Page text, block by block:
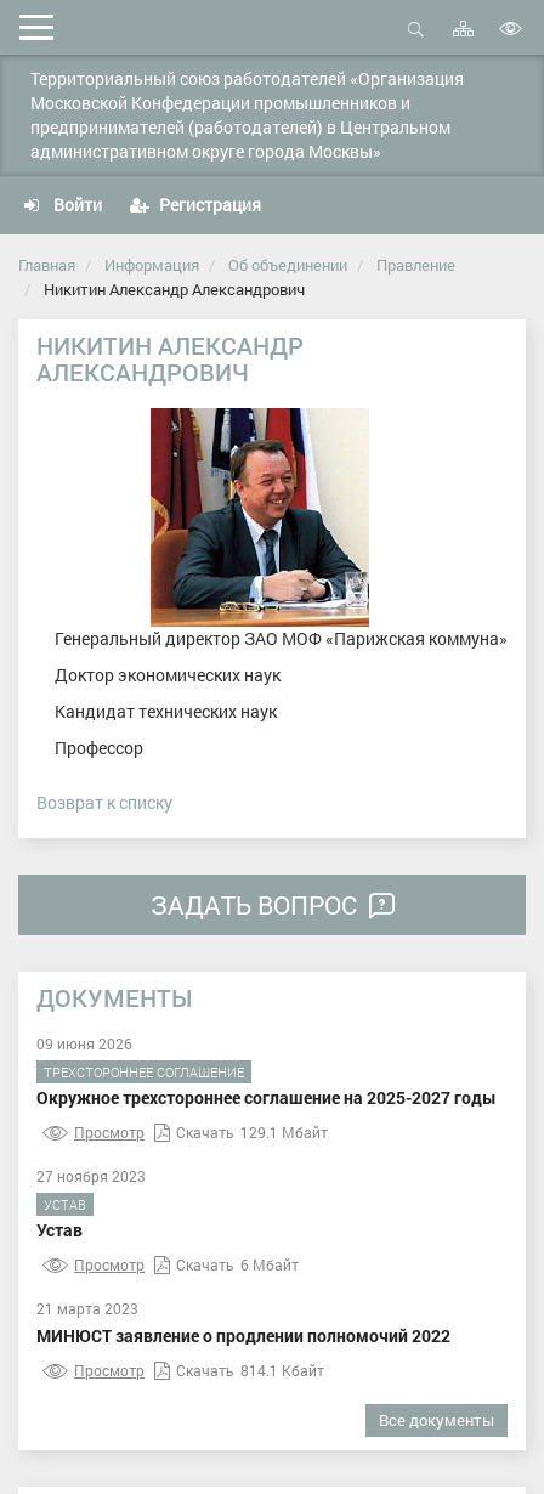
Мобильное
меню
Открыть
поиск
Карта
сайта
Территориальный союз работодателей «Организация
Московской Конфедерации промышленников и
предпринимателей (работодателей) в Центральном
административном округе города Москвы»
Войти Регистрация
Главная Информация Об объединении
Правление
Никитин Александр Александрович
НИКИТИН АЛЕКСАНДР
АЛЕКСАНДРОВИЧ
Генеральный директор ЗАО МОФ «Парижская коммуна»
Доктор экономических наук
Кандидат технических наук
Профессор
Возврат к списку
ЗАДАТЬ ВОПРОС
ДОКУМЕНТЫ
09 июня 2026
ТРЕХСТОРОННЕЕ СОГЛАШЕНИЕ
Окружное трехстороннее соглашение на 2025-2027 годы
Просмотр Скачать 129.1 Мбайт
27 ноября 2023
УСТАВ
Устав
Просмотр Скачать 6 Мбайт
21 марта 2023
МИНЮСТ заявление о продлении полномочий 2022
Просмотр Скачать 814.1 Кбайт
Все документы